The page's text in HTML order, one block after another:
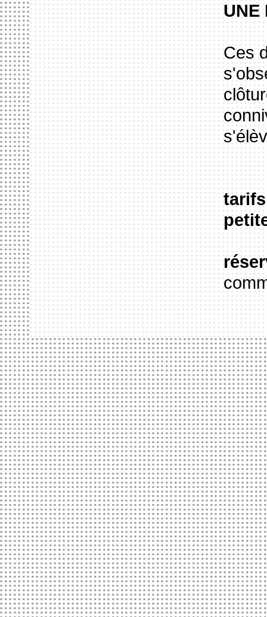
UNE
Ces
tarifs
ACCUEIL LE HANGAR